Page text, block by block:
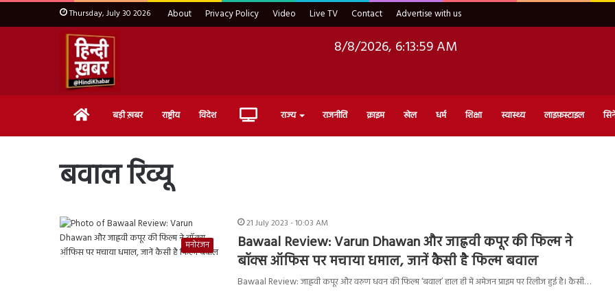
Thursday, July 30 2026 About Privacy Policy Video Live TV Contact Advertise with us
8/8/2026, 6:14:00 AM
Home बड़ी ख़बर राष्ट्रीय विदेश Live राज्य राजनीति क्राइम खेल धर्म शिक्षा स्वास्थ्य लाइफ़स्टाइल
बवाल रिव्यू
मनोरंजन
21 July 2023 - 10:03 AM
Bawaal Review: Varun Dhawan और जाह्नवी कपूर की फिल्म ने
बॉक्स ऑफिस पर मचाया धमाल, जानें कैसी है फिल्म बवाल
Bawaal Review: जाह्नवी कपूर और वरुण धवन की फिल्म ‘बवाल’ हाल ही में अमेजन प्राइम पर रिलीज हुई है। कैसी…